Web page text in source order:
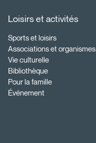
Loisirs et activités
Sports et loisirs
Associations et organismes
Vie culturelle
Bibliothèque
Pour la famille
Événement